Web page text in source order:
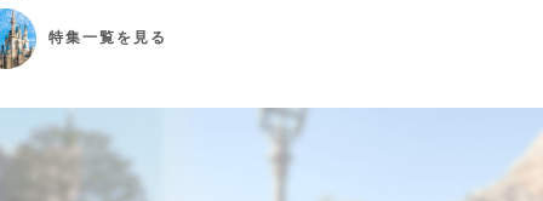
特集一覧を見る